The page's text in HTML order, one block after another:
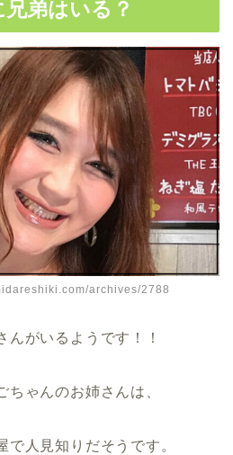
弟はいる？
archives/2788
んがいるようです！！
ちゃんのお姉さんは、
で人見知りだそうです。